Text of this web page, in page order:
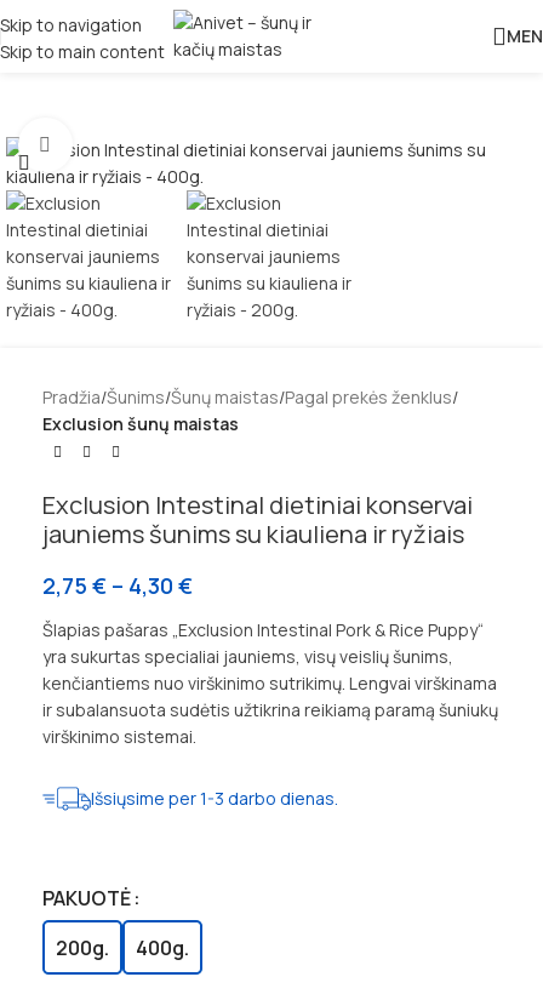
Skip to navigation
Skip to main content
Padidinti
Pradžia Šunims Šunų maistas Pagal prekės ženklus
Exclusion šunų maistas
Exclusion Intestinal dietiniai konservai
jauniems šunims su kiauliena ir ryžiais
2,75 € – 4,30 €
Šlapias pašaras „Exclusion Intestinal Pork & Rice Puppy“
yra sukurtas specialiai jauniems, visų veislių šunims,
kenčiantiems nuo virškinimo sutrikimų. Lengvai virškinama
ir subalansuota sudėtis užtikrina reikiamą paramą šuniukų
virškinimo sistemai.
Išsiųsime per 1-3 darbo dienas.
PAKUOTĖ
200g.
400g.